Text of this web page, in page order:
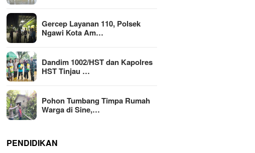
Gercep Layanan 110, Polsek
Ngawi Kota Am…
Dandim 1002/HST dan Kapolres
HST Tinjau …
Pohon Tumbang Timpa Rumah
Warga di Sine,…
PENDIDIKAN